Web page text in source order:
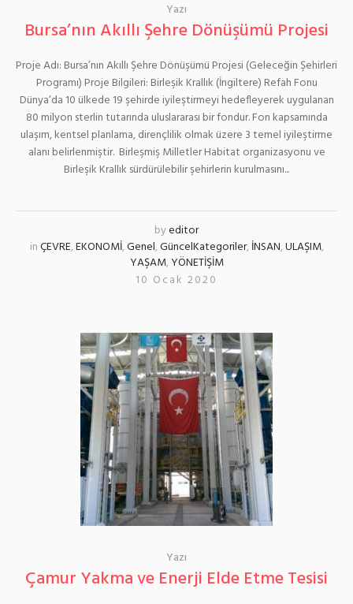
Yazı
Bursa’nın Akıllı Şehre Dönüşümü Projesi
Proje Adı: Bursa’nın Akıllı Şehre Dönüşümü Projesi (Geleceğin Şehirleri
Programı) Proje Bilgileri: Birleşik Krallık (İngiltere) Refah Fonu
Dünya’da 10 ülkede 19 şehirde iyileştirmeyi hedefleyerek uygulanan
80 milyon sterlin tutarında uluslararası bir fondur. Fon kapsamında
ulaşım, kentsel planlama, dirençlilik olmak üzere 3 temel iyileştirme
alanı belirlenmiştir. Birleşmiş Milletler Habitat organizasyonu ve
Birleşik Krallık sürdürülebilir şehirlerin kurulmasını...
byeditor
inÇEVRE,EKONOMİ,Genel,GüncelKategoriler,İNSAN,ULAŞIM,
YAŞAM,YÖNETİŞİM
10 Ocak 2020
Yazı
Çamur Yakma ve Enerji Elde Etme Tesisi